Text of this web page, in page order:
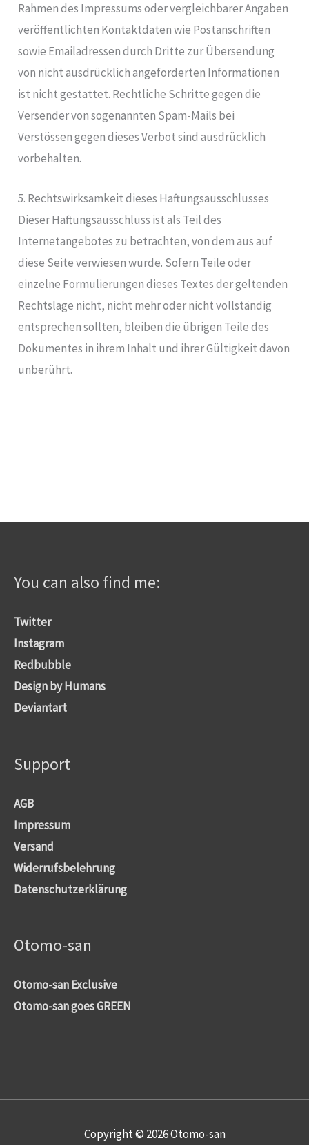
Rahmen des Impressums oder vergleichbarer Angaben
veröffentlichten Kontaktdaten wie Postanschriften
sowie Emailadressen durch Dritte zur Übersendung
von nicht ausdrücklich angeforderten Informationen
ist nicht gestattet. Rechtliche Schritte gegen die
Versender von sogenannten Spam-Mails bei
Verstössen gegen dieses Verbot sind ausdrücklich
vorbehalten.
5. Rechtswirksamkeit dieses Haftungsausschlusses
Dieser Haftungsausschluss ist als Teil des
Internetangebotes zu betrachten, von dem aus auf
diese Seite verwiesen wurde. Sofern Teile oder
einzelne Formulierungen dieses Textes der geltenden
Rechtslage nicht, nicht mehr oder nicht vollständig
entsprechen sollten, bleiben die übrigen Teile des
Dokumentes in ihrem Inhalt und ihrer Gültigkeit davon
unberührt.
You can also find me:
Twitter
Instagram
Redbubble
Design by Humans
Deviantart
Support
AGB
Impressum
Versand
Widerrufsbelehrung
Datenschutzerklärung
Otomo-san
Otomo-san Exclusive
Otomo-san goes GREEN
Copyright © 2026Otomo-san